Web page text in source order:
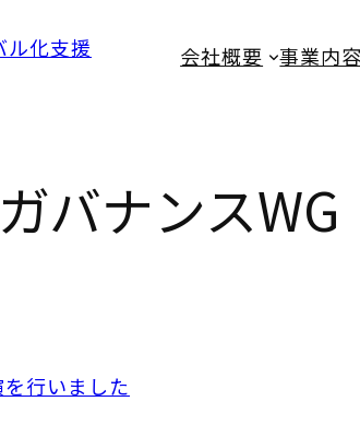
会社概要 事業内容
バナンスWG